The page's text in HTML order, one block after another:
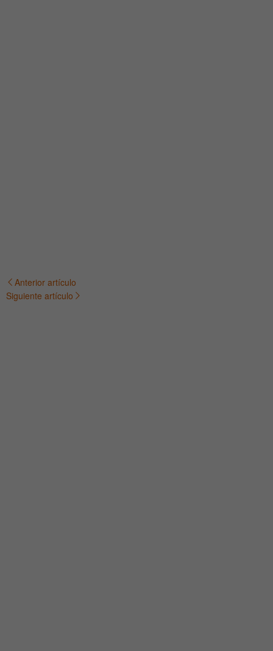
Navegación
Anterior artículo
Siguiente artículo